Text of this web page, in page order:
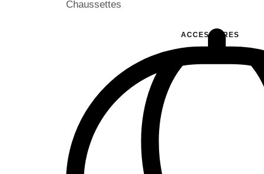
Chaussettes
ACCESSOIRES